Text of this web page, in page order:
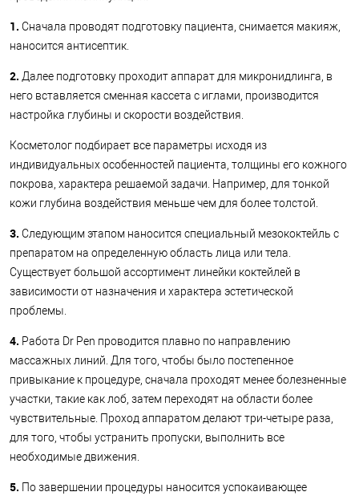
1. Сначала проводят подготовку пациента, снимается макияж,
наносится антисептик.
2. Далее подготовку проходит аппарат для микронидлинга, в
него вставляется сменная кассета с иглами, производится
настройка глубины и скорости воздействия.
Косметолог подбирает все параметры исходя из
индивидуальных особенностей пациента, толщины его кожного
покрова, характера решаемой задачи. Например, для тонкой
кожи глубина воздействия меньше чем для более толстой.
3. Следующим этапом наносится специальный мезококтейль с
препаратом на определенную область лица или тела.
Существует большой ассортимент линейки коктейлей в
зависимости от назначения и характера эстетической
проблемы.
4. Работа Dr Pen проводится плавно по направлению
массажных линий. Для того, чтобы было постепенное
привыкание к процедуре, сначала проходят менее болезненные
участки, такие как лоб, затем переходят на области более
чувствительные. Проход аппаратом делают три-четыре раза,
для того, чтобы устранить пропуски, выполнить все
необходимые движения.
5. По завершении процедуры наносится успокаивающее